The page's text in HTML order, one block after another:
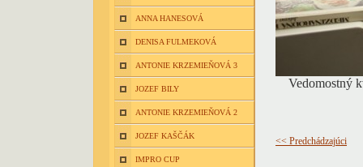
ANNA HANESOVÁ
DENISA FULMEKOVÁ
ANTONIE KRZEMIEŇOVÁ 3
JOZEF BILY
ANTONIE KRZEMIEŇOVÁ 2
JOZEF KAŠČÁK
IMPRO CUP
Vedomostný
<< Predchádzajúci